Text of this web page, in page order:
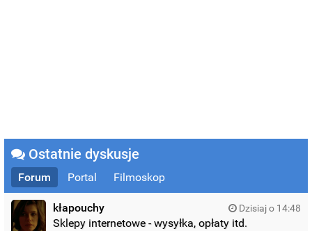
Ostatnie dyskusje
Forum Portal Filmoskop
kłapouchy Dzisiaj o 14:48
Sklepy internetowe - wysyłka, opłaty itd.